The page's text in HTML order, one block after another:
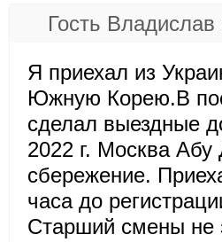
Гость
Я приехал из
Южную Корею.В
сделал выездные
2022 г. Москва
сбережение.
часа до
Старший смены не